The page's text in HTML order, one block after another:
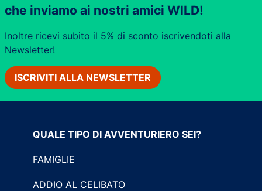
che inviamo ai nostri amici WILD!
Inoltre ricevi subito il 5% di sconto iscrivendoti alla
Newsletter!
ISCRIVITI ALLA NEWSLETTER
QUALE TIPO DI AVVENTURIERO SEI?
FAMIGLIE
ADDIO AL CELIBATO